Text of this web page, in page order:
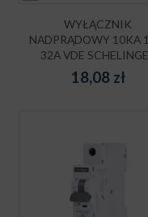
WYŁĄCZNIK
NADPRĄDOWY 10KA
32A VDE
18,08 zł